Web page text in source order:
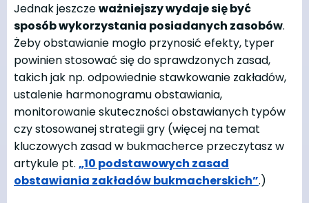
Jednak jeszczeważniejszy wydaje się być
sposób wykorzystania posiadanych zasobów.
Żeby obstawianie mogło przynosić efekty, typer
powinien stosować się do sprawdzonych zasad,
takich jak np. odpowiednie stawkowanie zakładów,
ustalenie harmonogramu obstawiania,
monitorowanie skuteczności obstawianych typów
czy stosowanej strategii gry (więcej na temat
kluczowych zasad w bukmacherce przeczytasz w
artykule pt. „10 podstawowych zasad
obstawiania zakładów bukmacherskich”.)